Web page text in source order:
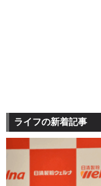
ライフの新着記事